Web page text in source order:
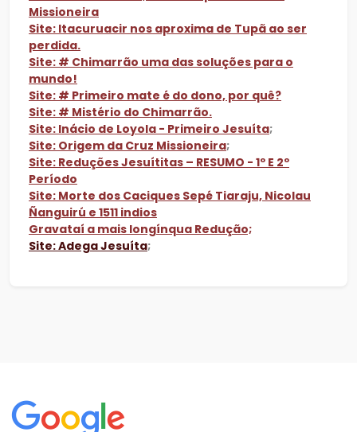
Missioneira
Site: Itacuruacir nos aproxima de Tupã ao ser
perdida.
Site: # Chimarrão uma das soluções para o
mundo!
Site: # Primeiro mate é do dono, por quê?
Site: # Mistério do Chimarrão.
Site: Inácio de Loyola - Primeiro Jesuíta;
Site: Origem da Cruz Missioneira;
Site: Reduções Jesuítitas – RESUMO - 1º E 2º
Período
Site: Morte dos Caciques Sepé Tiaraju, Nicolau
Ñanguirú e 1511 indios
Gravataí a mais longínqua Redução;
Site: Adega Jesuíta;